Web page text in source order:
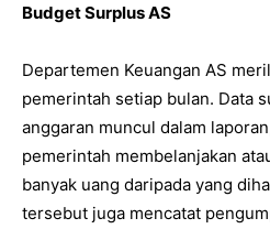
Budget Surplus AS
Departemen Keuangan AS
pemerintah setiap bulan. Data
anggaran muncul dalam
pemerintah membelanjakan
banyak uang daripada yang
tersebut juga mencatat